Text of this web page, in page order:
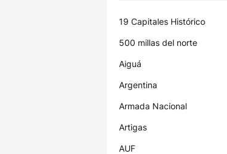
19 Capitales Histórico
500 millas del norte
Aiguá
Argentina
Armada Nacional
Artigas
AUF